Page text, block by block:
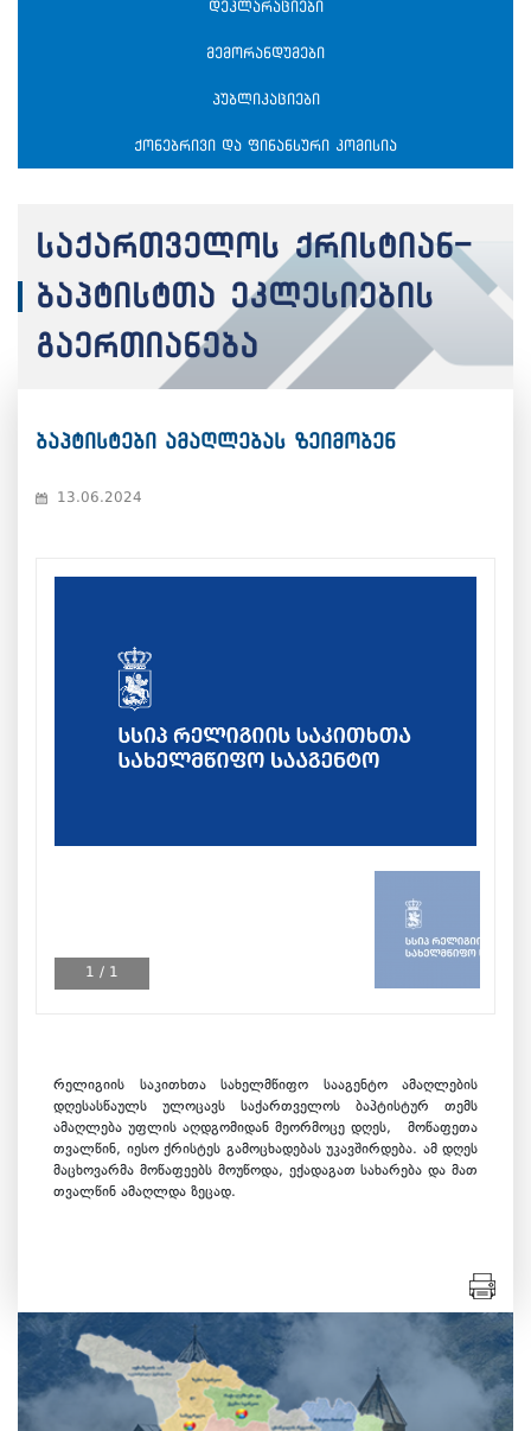
დეკლარაციები
მემორანდუმები
პუბლიკაციები
ქონებრივი და ფინანსური კომისია
საქართველოს ქრისტიან-
ბაპტისტთა ეკლესიების
გაერთიანება
ბაპტისტები ამაღლებას ზეიმობენ
13.06.2024
1 / 1
რელიგიის საკითხთა სახელმწიფო სააგენტო ამაღლების
დღესასწაულს ულოცავს საქართველოს ბაპტისტურ თემს
ამაღლება უფლის აღდგომიდან მეორმოცე დღეს, მოწაფეთა
თვალწინ, იესო ქრისტეს გამოცხადებას უკავშირდება. ამ დღეს
მაცხოვარმა მოწაფეებს მოუწოდა, ექადაგათ სახარება და მათ
თვალწინ ამაღლდა ზეცად.